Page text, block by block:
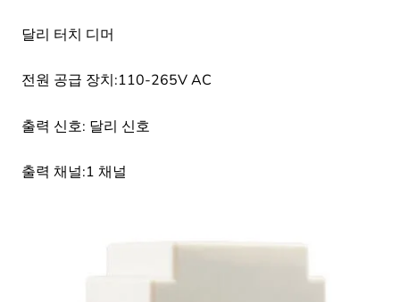
달리 터치 디머
전원 공급 장치:110-265V AC
출력 신호: 달리 신호
출력 채널:1 채널